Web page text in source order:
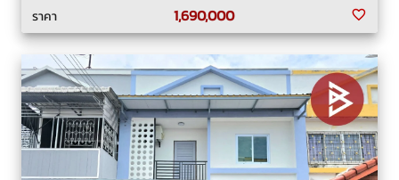
ราคา
1,690,000